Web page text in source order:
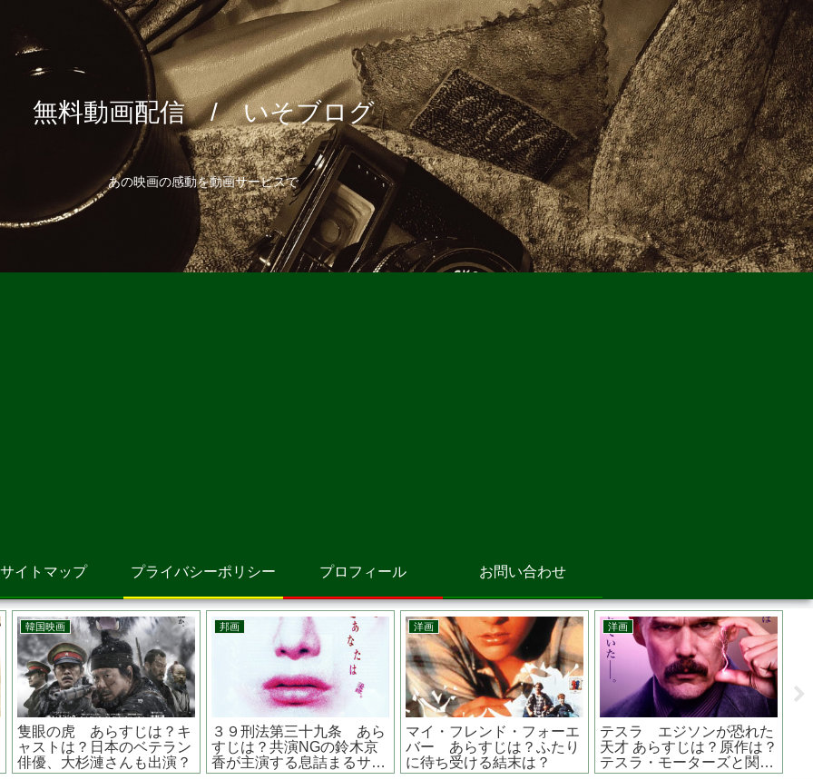
無料動画配信 / いそブログ
あの映画の感動を動画サービスで
サイトマップ プライバシーポリシー プロフィール お問い合わせ
ソンが恐れた
じは？原作は？
ターズと関係
洋画
フォーリング ５０年間の
想い出 あらすじは？脚本
は？監督は？ ランス・ヘン
メメント 監督は？あの有
名な？？ラストシーンから
巻き戻されるストーリー
邦画
地獄の警備員 あらすじは？
原作は？監督は？デジタル
マスター版をリバイバル上
邦画
真夏の方程式
は？キャストは
容疑者Xの献身